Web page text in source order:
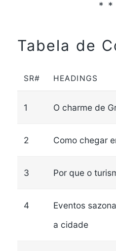
Tabela de
SR# HEADINGS
1 O charme de
2 Como chegar
3 Por que o
4
Eventos
a cidade